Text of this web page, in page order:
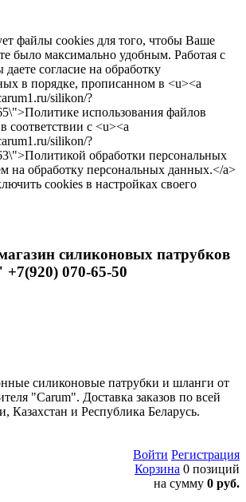
файлы cookies для того, чтобы Ваше
было максимально удобным. Работая с
согласие на обработку
в порядке, прописанном в <u><a
silikon/?
использования файлов
соответствии с <u><a
silikon/?
обработки персональных
на обработку персональных данных.</a>
cookies в настройках своего
силиконовых патрубков
070-65-50
силиконовые патрубки и шланги от
"Carum". Доставка заказов по всей
Казахстан и Республика Беларусь.
Войти Регистрация
Корзина 0 позиций
на сумму 0 руб.